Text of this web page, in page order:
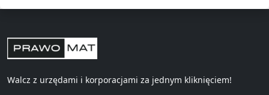
Walcz z urzędami i korporacjami za jednym kliknięciem!